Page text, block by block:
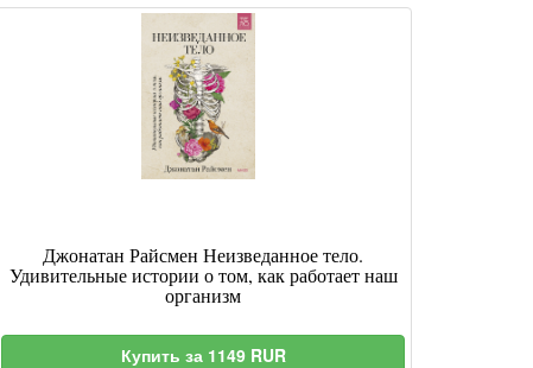
Джонатан Райсмен Неизведанное тело.
Удивительные истории о том, как работает наш
организм
Купить за 1149 RUR